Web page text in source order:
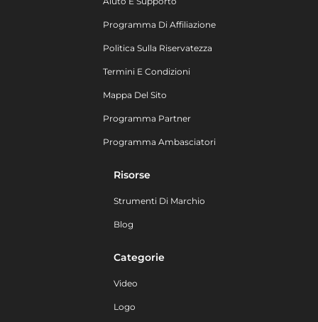
Programma Di Affiliazione
Politica Sulla Riservatezza
Termini E Condizioni
Mappa Del Sito
Programma Partner
Programma Ambasciatori
Risorse
Strumenti Di Marchio
Blog
Categorie
Video
Logo